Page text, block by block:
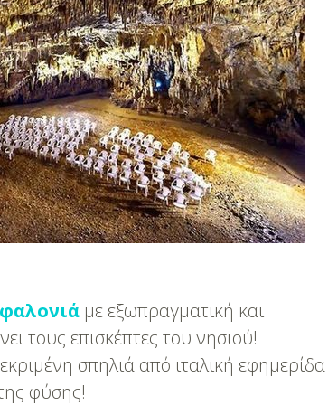
με εξωπραγματική και
τους επισκέπτες του νησιού!
σπηλιά από ιταλική εφημερίδα
φύσης!